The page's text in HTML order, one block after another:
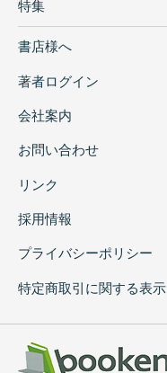
特集
書店様へ
著者ログイン
会社案内
お問い合わせ
リンク
採用情報
プライバシーポリシー
特定商取引に関する表示